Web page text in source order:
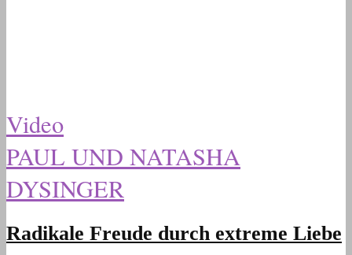
Video
PAUL UND NATASHA
DYSINGER
Radikale Freude durch extreme Liebe